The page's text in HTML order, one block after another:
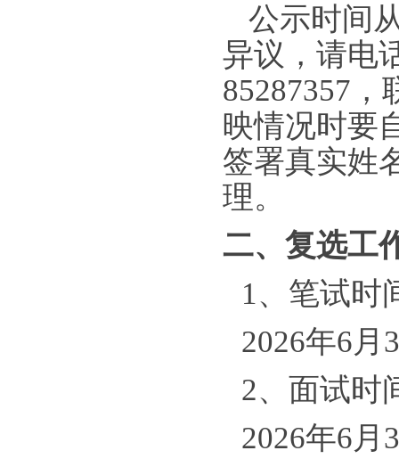
公示时间
异议，请电
85287357，
映情况时要
签署真实姓
理。
二、复选工
1 、笔试时
2026年6月 3
2、面试时
2026年6月 3